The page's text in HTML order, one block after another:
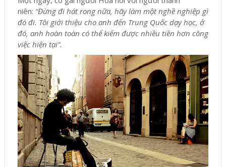
niên: “Đừng đi hát rong nữa, hãy làm một nghề nghiệp gì
đó đi. Tôi giới thiệu cho anh đến Trung Quốc dạy học, ở
đó, anh hoàn toàn có thể kiếm được nhiều tiền hơn công
việc hiện tại”.